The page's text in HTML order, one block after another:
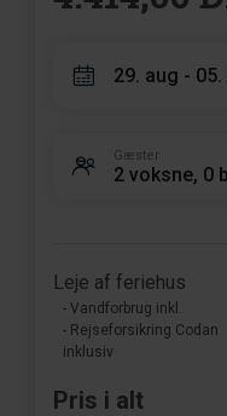
29. aug -
Gæster
2 voksne, 0
Leje af feriehus
- Vandforbrug inkl.
- Rejseforsikring Codan
inklusiv
Pris i alt